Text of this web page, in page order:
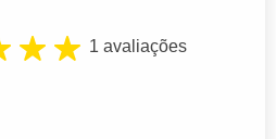
1 avaliações